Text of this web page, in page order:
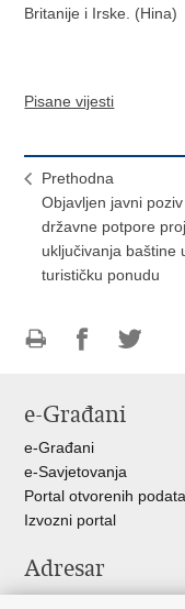
Britanije i Irske. (Hina)
Pisane vijesti
Prethodna
Objavljen javni
državne potpore
uključivanja baštine
turističku ponudu
FacebookuTwitteru
e-Građani
e-Građani
e-Savjetovanja
Portal otvorenih
Izvozni portal
Adresar